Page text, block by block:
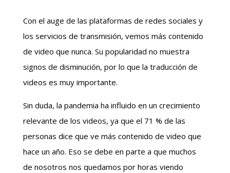
Con el auge de las plataformas de redes sociales y
los servicios de transmisión, vemos más contenido
de video que nunca. Su popularidad no muestra
signos de disminución, por lo que la traducción de
videos es muy importante.
Sin duda, la pandemia ha influido en un crecimiento
relevante de los videos, ya que el 71 % de las
personas dice que ve más contenido de video que
hace un año. Eso se debe en parte a que muchos
de nosotros nos quedamos por horas viendo